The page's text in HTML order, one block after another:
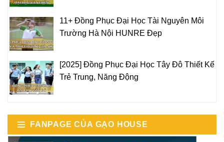
11+ Đồng Phục Đại Học Tài Nguyên Môi
Trường Hà Nội HUNRE Đẹp
[2025] Đồng Phục Đại Học Tây Đô Thiết Kế
Trẻ Trung, Năng Động
FANPAGE CỦA GẠO HOUSE